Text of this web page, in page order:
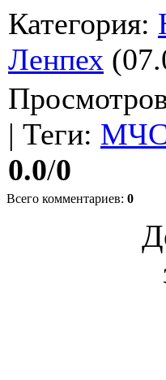
Категория:
Ленпех
| Теги:
0.0/0
Всего комментариев: 0